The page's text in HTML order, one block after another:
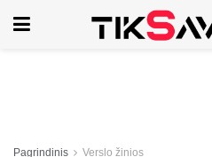
Pagrindinis Verslo žinios